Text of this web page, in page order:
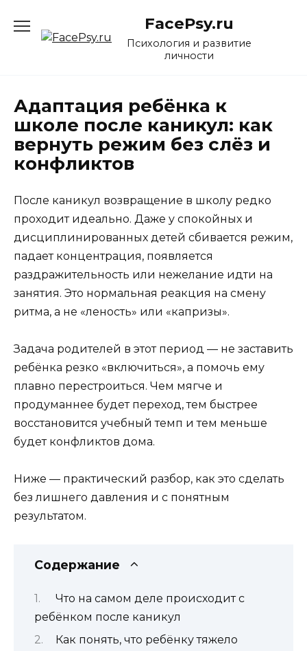
содержанию
FacePsy.ru
Психология и развитие
личности
Адаптация ребёнка к
школе после каникул: как
вернуть режим без слёз и
конфликтов
После каникул возвращение в школу редко
проходит идеально. Даже у спокойных и
дисциплинированных детей сбивается режим,
падает концентрация, появляется
раздражительность или нежелание идти на
занятия. Это нормальная реакция на смену
ритма, а не «леность» или «капризы».
Задача родителей в этот период — не заставить
ребёнка резко «включиться», а помочь ему
плавно перестроиться. Чем мягче и
продуманнее будет переход, тем быстрее
восстановится учебный темп и тем меньше
будет конфликтов дома.
Ниже — практический разбор, как это сделать
без лишнего давления и с понятным
результатом.
Содержание
Что на самом деле происходит с
ребёнком после каникул
Как понять, что ребёнку тяжело